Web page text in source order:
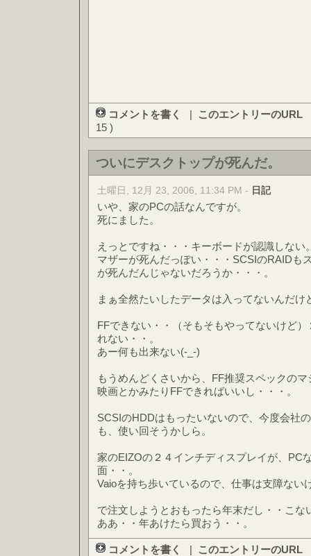
コメントを書く | このエントリーのURL
15 )
ついにデスクトップが死んだ。
土曜日, 12月 23, 2006, 11:34 PM - 日記
いや、家のPCの話なんですが。
死にました。
えっとですね・・・キーボードが認識しない
マザーが死んだっぽい・・・SCSIのRAIDも
が死んだんじゃないだろうか・・・。
まぁ全然たいしたデータは入ってないんだけ
FFできない・・（そもそもやってないけど
れない・・。
あー何も出来ない(-_-)
もうめんどくさいから、FF推奨スペックの
映画とかみたりFFできればいいし・・・。
SCSIのHDDはもったいないので、今度会社
も、使い回そうかしら。
家のEIZOの２４インチディスプレイが、PC
面・・。
Vaioを持ち歩いているので、仕事は支障ない
で注文しようとおもったら年末だし・・こな
ああ・・年あけたら買おう・・。
コメントを書く | このエントリーのURL